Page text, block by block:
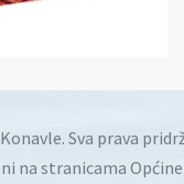
Sva prava
na stranicama